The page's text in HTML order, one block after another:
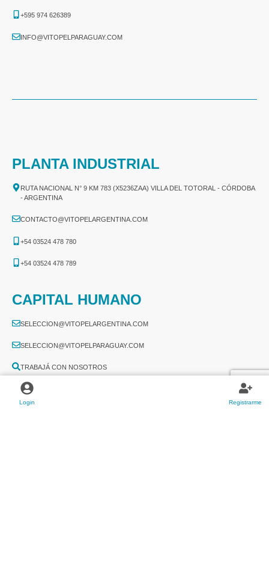
Login Registrarme
+595 974 626389
INFO@VITOPELPARAGUAY.COM
PLANTA INDUSTRIAL
RUTA NACIONAL N° 9 KM 783 (X5236ZAA) VILLA DEL TOTORAL - CÓRDOBA
- ARGENTINA
CONTACTO@VITOPELARGENTINA.COM
+54 03524 478 780​
+54 03524 478 789​
CAPITAL HUMANO
SELECCION@VITOPELARGENTINA.COM
SELECCION@VITOPELPARAGUAY.COM
TRABAJÁ CON NOSOTROS